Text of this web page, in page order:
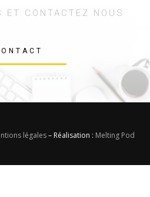
ET CONTACTEZ NOUS
légales– Réalisation : Melting Pod